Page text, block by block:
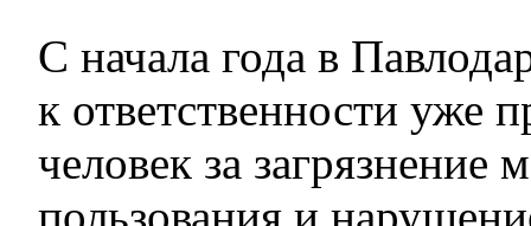
С начала года в
к ответственности уже
человек за загрязнение
пользования и